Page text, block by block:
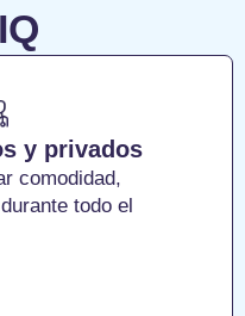
y privados
comodidad,
todo el